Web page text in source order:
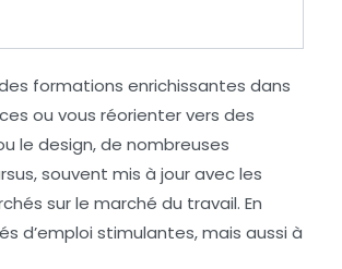
formations enrichissantes dans
ou vous réorienter vers des
le design, de nombreuses
souvent mis à jour avec les
sur le marché du travail. En
d’emploi stimulantes, mais aussi à